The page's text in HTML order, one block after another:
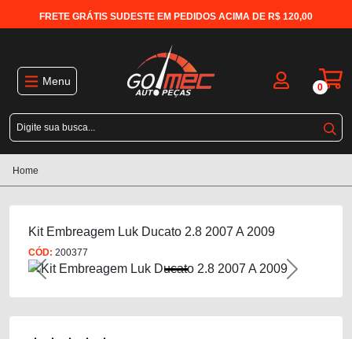
FRETE GRÁTIS SUDESTE EM PEDIDOS ACIMA DE R$ 120,00
Menu 0
Home
Kit Embreagem Luk Ducato 2.8 2007 A 2009
CÓD: 200377
Previous Next